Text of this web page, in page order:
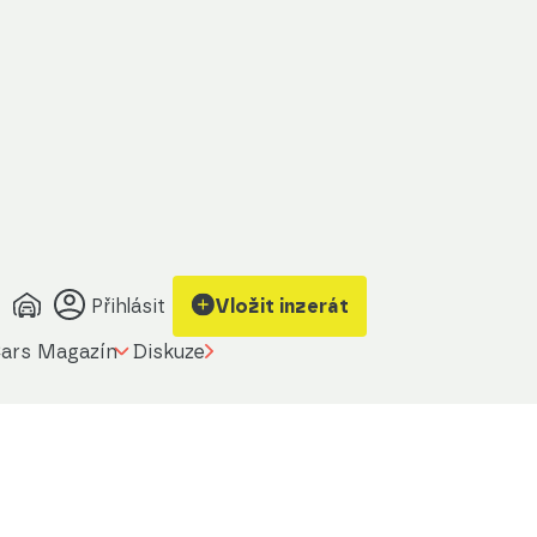
Přihlásit Vložit inzerát
Magazín Diskuze